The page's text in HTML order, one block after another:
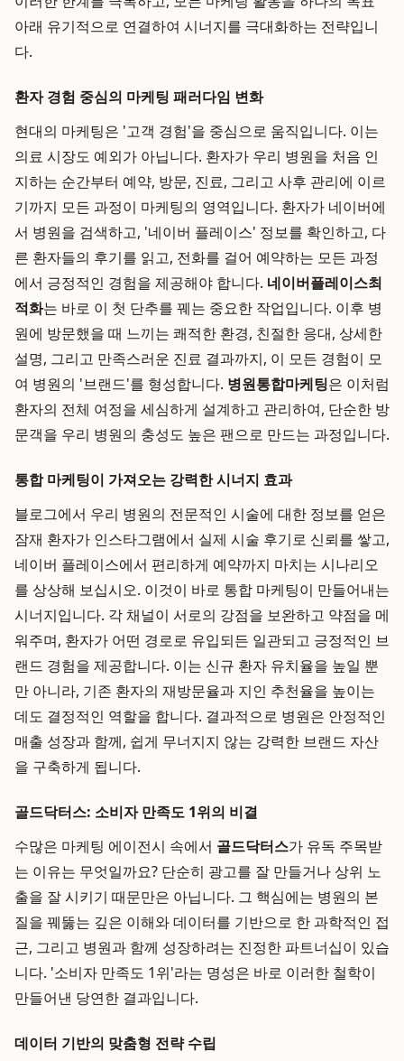
아래 유기적으로 연결하여 시너지를 극대화하는 전략입니
다.
환자 경험 중심의 마케팅 패러다임 변화
현대의 마케팅은 '고객 경험'을 중심으로 움직입니다. 이는
의료 시장도 예외가 아닙니다. 환자가 우리 병원을 처음 인
지하는 순간부터 예약, 방문, 진료, 그리고 사후 관리에 이르
기까지 모든 과정이 마케팅의 영역입니다. 환자가 네이버에
서 병원을 검색하고, '네이버 플레이스' 정보를 확인하고, 다
른 환자들의 후기를 읽고, 전화를 걸어 예약하는 모든 과정
에서 긍정적인 경험을 제공해야 합니다. 네이버플레이스최
적화는 바로 이 첫 단추를 꿰는 중요한 작업입니다. 이후 병
원에 방문했을 때 느끼는 쾌적한 환경, 친절한 응대, 상세한
설명, 그리고 만족스러운 진료 결과까지, 이 모든 경험이 모
여 병원의 '브랜드'를 형성합니다. 병원통합마케팅은 이처럼
환자의 전체 여정을 세심하게 설계하고 관리하여, 단순한 방
문객을 우리 병원의 충성도 높은 팬으로 만드는 과정입니다.
통합 마케팅이 가져오는 강력한 시너지 효과
블로그에서 우리 병원의 전문적인 시술에 대한 정보를 얻은
잠재 환자가 인스타그램에서 실제 시술 후기로 신뢰를 쌓고,
네이버 플레이스에서 편리하게 예약까지 마치는 시나리오
를 상상해 보십시오. 이것이 바로 통합 마케팅이 만들어내는
시너지입니다. 각 채널이 서로의 강점을 보완하고 약점을 메
워주며, 환자가 어떤 경로로 유입되든 일관되고 긍정적인 브
랜드 경험을 제공합니다. 이는 신규 환자 유치율을 높일 뿐
만 아니라, 기존 환자의 재방문율과 지인 추천율을 높이는
데도 결정적인 역할을 합니다. 결과적으로 병원은 안정적인
매출 성장과 함께, 쉽게 무너지지 않는 강력한 브랜드 자산
을 구축하게 됩니다.
골드닥터스: 소비자 만족도 1위의 비결
수많은 마케팅 에이전시 속에서 골드닥터스가 유독 주목받
는 이유는 무엇일까요? 단순히 광고를 잘 만들거나 상위 노
출을 잘 시키기 때문만은 아닙니다. 그 핵심에는 병원의 본
질을 꿰뚫는 깊은 이해와 데이터를 기반으로 한 과학적인 접
근, 그리고 병원과 함께 성장하려는 진정한 파트너십이 있습
니다. '소비자 만족도 1위'라는 명성은 바로 이러한 철학이
만들어낸 당연한 결과입니다.
데이터 기반의 맞춤형 전략 수립